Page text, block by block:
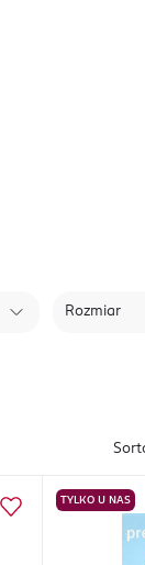
Rozmiar
TYLKO U NAS